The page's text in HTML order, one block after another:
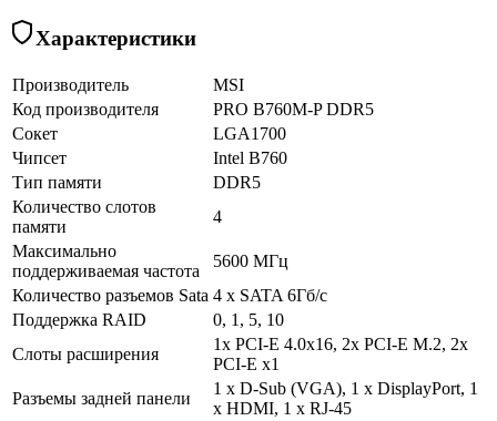
Характеристики
Производитель
MSI
Код производителя
PRO B760M-P DDR5
Сокет
LGA1700
Чипсет
Intel B760
Тип памяти
DDR5
Количество слотов
памяти
4
Максимально
поддерживаемая частота
5600 МГц
Количество разъемов Sata 4 х SATA 6Гб/с
Поддержка RAID
0, 1, 5, 10
Слоты расширения
1x PCI-E 4.0x16, 2x PCI-E M.2, 2x
PCI-E x1
Разъемы задней панели
1 х D-Sub (VGA), 1 х DisplayPort, 1
х HDMI, 1 х RJ-45